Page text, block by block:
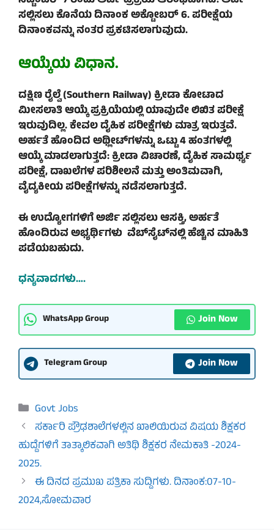
ಸಲ್ಲಿಸಲು ಕೊನೆಯ ದಿನಾಂಕ ಅಕ್ಟೋಬರ್ 6. ಪರೀಕ್ಷೆಯ
ದಿನಾಂಕವನ್ನು ನಂತರ ಪ್ರಕಟಿಸಲಾಗುವುದು.
ಆಯ್ಕೆಯ ವಿಧಾನ.
ದಕ್ಷಿಣ ರೈಲ್ವೆ (Southern Railway) ಕ್ರೀಡಾ ಕೋಟಾದ
ಮೀಸಲಾತಿ ಆಯ್ಕೆ ಪ್ರಕ್ರಿಯೆಯಲ್ಲಿ ಯಾವುದೇ ಲಿಖಿತ ಪರೀಕ್ಷೆ
ಇರುವುದಿಲ್ಲ. ಕೇವಲ ದೈಹಿಕ ಪರೀಕ್ಷೆಗಳು ಮಾತ್ರ ಇರುತ್ತವೆ.
ಅರ್ಹತೆ ಹೊಂದಿದ ಅಥ್ಲೀಟ್‌ಗಳನ್ನು ಒಟ್ಟು 4 ಹಂತಗಳಲ್ಲಿ
ಆಯ್ಕೆ ಮಾಡಲಾಗುತ್ತದೆ: ಕ್ರೀಡಾ ವಿಚಾರಣೆ, ದೈಹಿಕ ಸಾಮರ್ಥ್ಯ
ಪರೀಕ್ಷೆ, ದಾಖಲೆಗಳ ಪರಿಶೀಲನೆ ಮತ್ತು ಅಂತಿಮವಾಗಿ,
ವೈದ್ಯಕೀಯ ಪರೀಕ್ಷೆಗಳನ್ನು ನಡೆಸಲಾಗುತ್ತದೆ.
ಈ ಉದ್ಯೋಗಗಳಿಗೆ ಅರ್ಜಿ ಸಲ್ಲಿಸಲು ಆಸಕ್ತಿ, ಅರ್ಹತೆ
ಹೊಂದಿರುವ ಅಭ್ಯರ್ಥಿಗಳು ವೆಬ್‌ಸೈಟ್‌ನಲ್ಲಿ ಹೆಚ್ಚಿನ ಮಾಹಿತಿ
ಪಡೆಯಬಹುದು.
ಧನ್ಯವಾದಗಳು….
WhatsApp Group Join Now
Telegram Group Join Now
Categories
Govt Jobs
ಸರ್ಕಾರಿ ಪ್ರೌಢಶಾಲೆಗಳಲ್ಲಿನ ಖಾಲಿಯಿರುವ ವಿಷಯ ಶಿಕ್ಷಕರ
ಹುದ್ದೆಗಳಿಗೆ ತಾತ್ಕಾಲಿಕವಾಗಿ ಅತಿಥಿ ಶಿಕ್ಷಕರ ನೇಮಕಾತಿ -2024-
2025.
ಈ ದಿನದ ಪ್ರಮುಖ ಪತ್ರಿಕಾ ಸುದ್ದಿಗಳು. ದಿನಾಂಕ:07-10-
2024,ಸೋಮವಾರ